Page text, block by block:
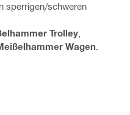
sperrigen/schweren
Trolley
Wagen